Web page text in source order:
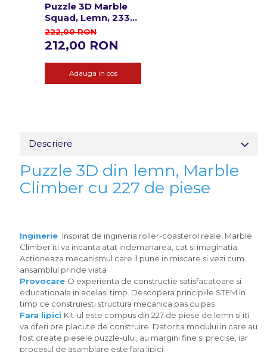
Puzzle 3D Marble
Squad, Lemn, 233
piese
222,00 RON
212,00 RON
Adauga in cos
Descriere
Puzzle 3D din lemn, Marble
Climber cu 227 de piese
Inginerie Inspirat de ingineria roller-coasterol reale, Marble
Climber iti va incanta atat indemanarea, cat si imaginatia.
Actioneaza mecanismul care il pune in miscare si vezi cum
ansamblul prinde viata
Provocare O experienta de constructie satisfacatoare si
educationala in acelasi timp. Descopera principiile STEM in
timp ce construiesti structura mecanica pas cu pas
Fara lipici Kit-ul este compus din 227 de piese de lemn si iti
va oferi ore placute de construire. Datorita modului in care au
fost create piesele puzzle-ului, au margini fine si precise, iar
procesul de asamblare este fara lipici